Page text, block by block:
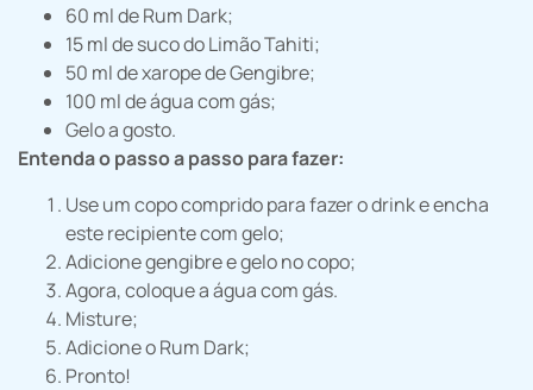
60 ml de Rum Dark;
15 ml de suco do Limão Tahiti;
50 ml de xarope de Gengibre;
100 ml de água com gás;
Gelo a gosto.
Entenda o passo a passo para fazer:
Use um copo comprido para fazer o drink e encha
este recipiente com gelo;
Adicione gengibre e gelo no copo;
Agora, coloque a água com gás.
Misture;
Adicione o Rum Dark;
Pronto!